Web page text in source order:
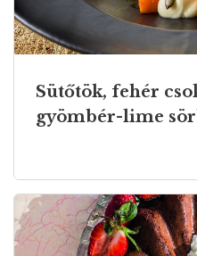
Sütőtök, fehér
gyömbér-lime